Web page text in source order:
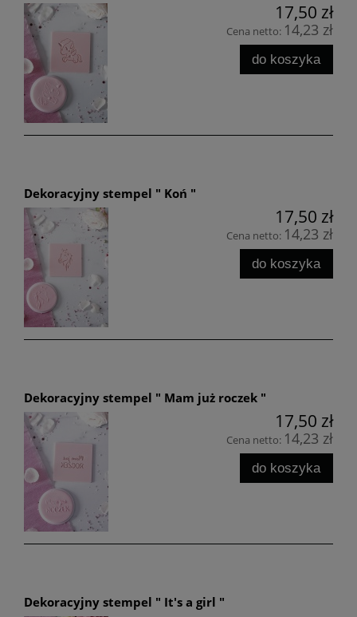
17,50 zł
Cena netto: 14,23 zł
do koszyka
Dekoracyjny stempel " Koń "
17,50 zł
Cena netto: 14,23 zł
do koszyka
Dekoracyjny stempel " Mam już roczek "
17,50 zł
Cena netto: 14,23 zł
do koszyka
Dekoracyjny stempel " It's a girl "